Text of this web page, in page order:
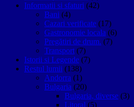
Informatii si sfaturi (42)
Bani (4)
Cazari verificate (17)
Gastronomie locala (6)
Pregătiri de drum. (7)
Transport (7)
Istorii si Legende (7)
Restul lumii (138)
Andorra (1)
Bulgaria (20)
Bulgaria, diverse (3)
Litoral (5)